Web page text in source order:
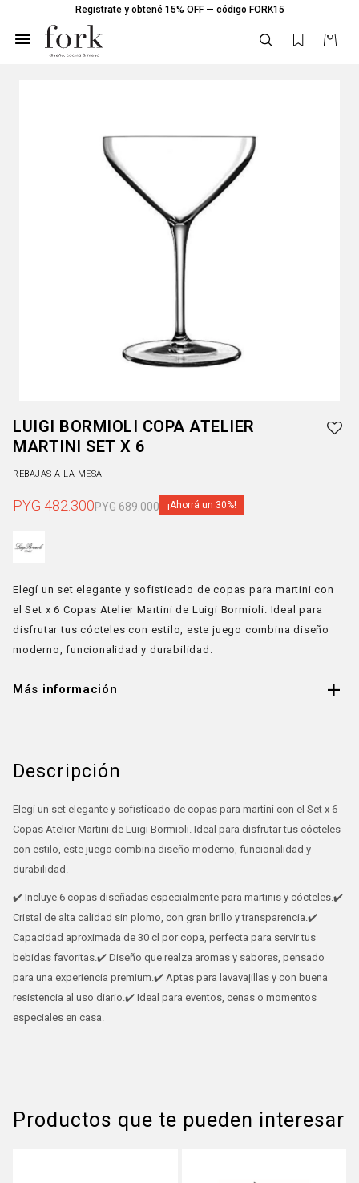
Registrate y obtené 15% OFF — código FORK15

LUIGI BORMIOLI COPA ATELIER
MARTINI SET X 6
REBAJAS A LA MESA
PYG 482.300PYG689.000 30
Elegí un set elegante y sofisticado de copas para martini con
el Set x 6 Copas Atelier Martini de Luigi Bormioli. Ideal para
disfrutar tus cócteles con estilo, este juego combina diseño
moderno, funcionalidad y durabilidad.
Más información
Descripción
Elegí un set elegante y sofisticado de copas para martini con el Set x 6
Copas Atelier Martini de Luigi Bormioli. Ideal para disfrutar tus cócteles
con estilo, este juego combina diseño moderno, funcionalidad y
durabilidad.
✔️ Incluye 6 copas diseñadas especialmente para martinis y cócteles.✔️
Cristal de alta calidad sin plomo, con gran brillo y transparencia.✔️
Capacidad aproximada de 30 cl por copa, perfecta para servir tus
bebidas favoritas.✔️ Diseño que realza aromas y sabores, pensado
para una experiencia premium.✔️ Aptas para lavavajillas y con buena
resistencia al uso diario.✔️ Ideal para eventos, cenas o momentos
especiales en casa.
Productos que te pueden interesar